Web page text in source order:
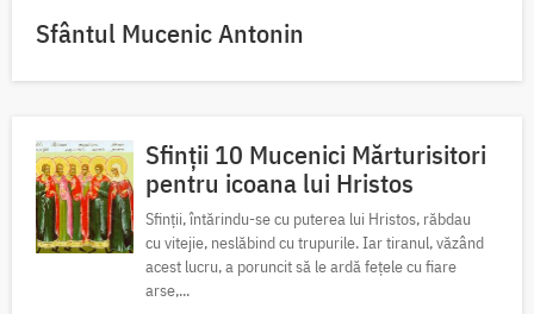
Sfântul Mucenic Antonin
Sfinții 10 Mucenici Mărturisitori
pentru icoana lui Hristos
Sfinții, întărindu-se cu puterea lui Hristos, răbdau
cu vitejie, neslăbind cu trupurile. Iar tiranul, văzând
acest lucru, a poruncit să le ardă fețele cu fiare
arse,...